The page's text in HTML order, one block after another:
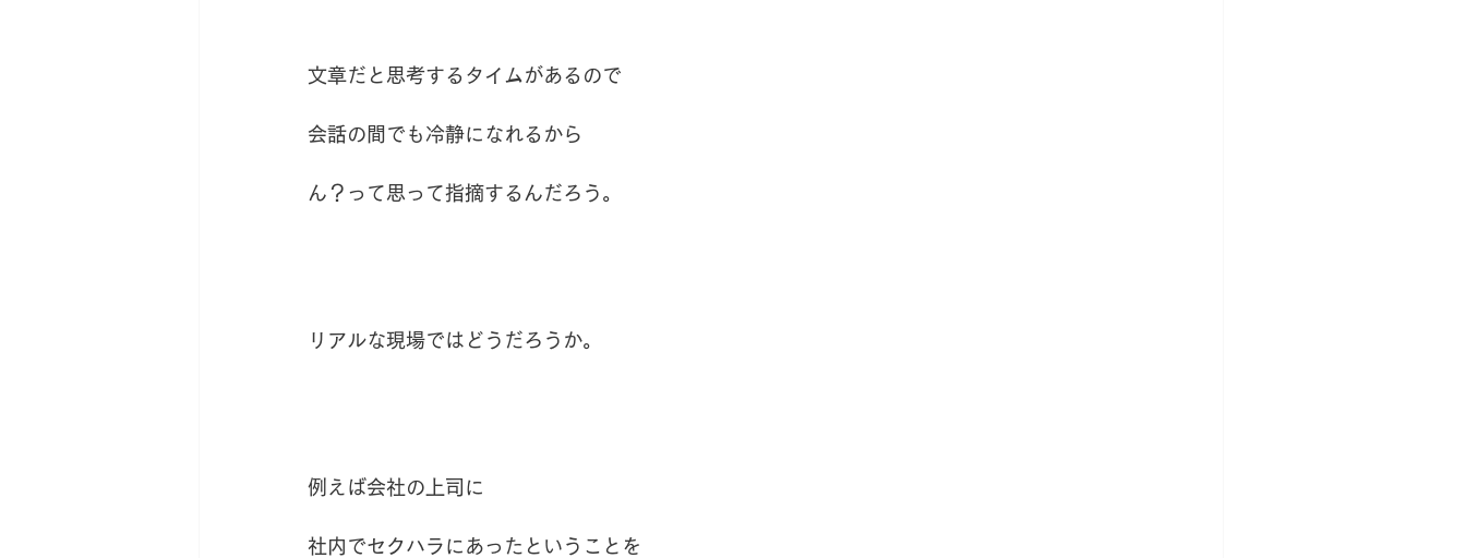
文章だと思考するタイムがあるので
会話の間でも冷静になれるから
ん？って思って指摘するんだろう。
リアルな現場ではどうだろうか。
例えば会社の上司に
社内でセクハラにあったということを